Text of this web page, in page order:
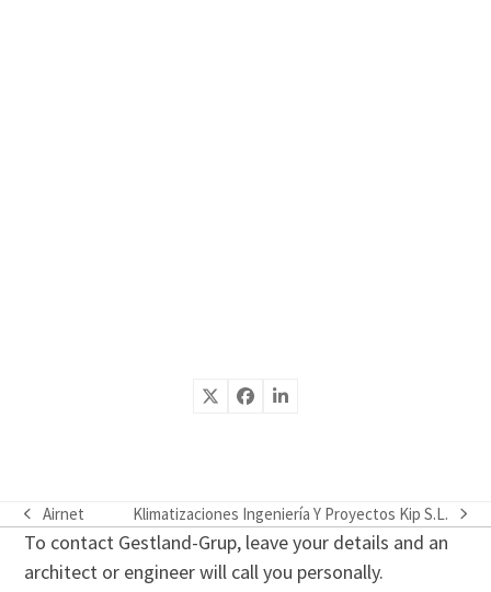
previous
post:
Airnet
next
post:
Klimatizaciones Ingeniería Y Proyectos Kip S.L.
To contact Gestland-Grup, leave your details and an
architect or engineer will call you personally.